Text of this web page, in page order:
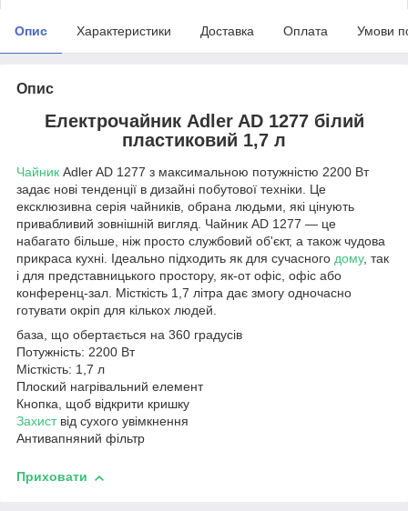
Опис Характеристики Доставка Оплата Умови
Опис
Електрочайник Adler AD 1277 білий
пластиковий 1,7 л
Чайник Adler AD 1277 з максимальною потужністю 2200 Вт
задає нові тенденції в дизайні побутової техніки. Це
ексклюзивна серія чайників, обрана людьми, які цінують
привабливий зовнішній вигляд. Чайник AD 1277 — це
набагато більше, ніж просто службовий об'єкт, а також чудова
прикраса кухні. Ідеально підходить як для сучасного дому, так
і для представницького простору, як-от офіс, офіс або
конференц-зал. Місткість 1,7 літра дає змогу одночасно
готувати окріп для кількох людей.
база, що обертається на 360 градусів
Потужність: 2200 Вт
Місткість: 1,7 л
Плоский нагрівальний елемент
Кнопка, щоб відкрити кришку
Захиствід сухого увімкнення
Антивапняний фільтр
Приховати